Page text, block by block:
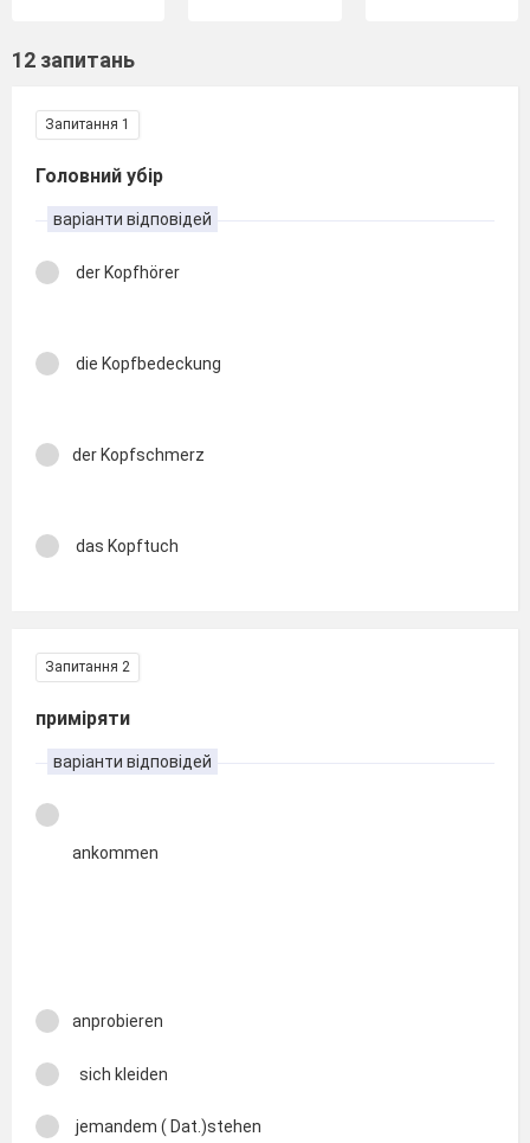
12 запитань
Запитання 1
Головний убір
варіанти відповідей
der Kopfhörer
die Kopfbedeckung
der Kopfschmerz
das Kopftuch
Запитання 2
приміряти
варіанти відповідей
ankommen
anprobieren
sich kleiden
jemandem ( Dat.)stehen